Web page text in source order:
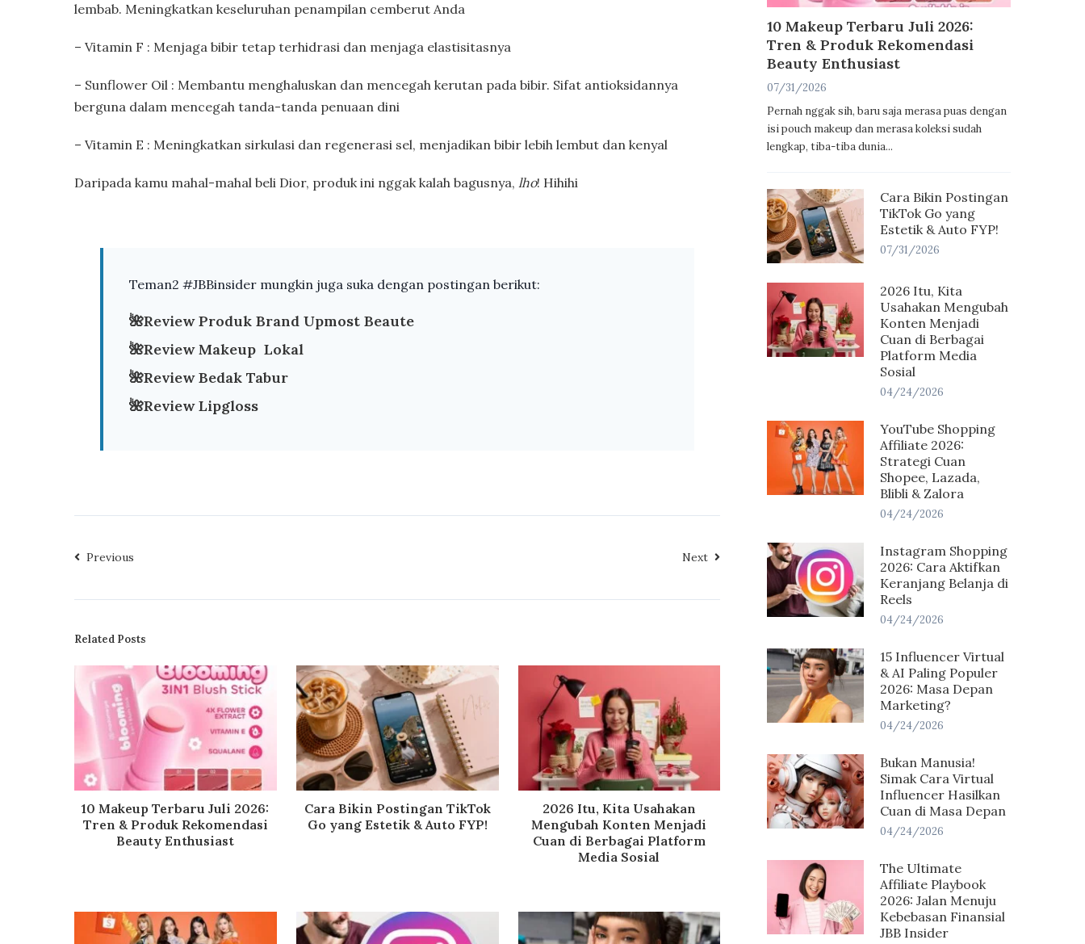
lembab. Meningkatkan keseluruhan penampilan cemberut Anda
– Vitamin F : Menjaga bibir tetap terhidrasi dan menjaga elastisitasnya
– Sunflower Oil : Membantu menghaluskan dan mencegah kerutan pada bibir. Sifat antioksidannya
berguna dalam mencegah tanda-tanda penuaan dini
– Vitamin E : Meningkatkan sirkulasi dan regenerasi sel, menjadikan bibir lebih lembut dan kenyal
Daripada kamu mahal-mahal beli Dior, produk ini nggak kalah bagusnya, lho! Hihihi
Teman2 #JBBinsider mungkin juga suka dengan postingan berikut:
🌺Review Produk Brand Upmost Beaute
🌺Review Makeup Lokal
🌺Review Bedak Tabur
🌺Review Lipgloss
Previous Next
Related Posts
10 Makeup Terbaru Juli 2026:
Tren & Produk Rekomendasi
Beauty Enthusiast
Cara Bikin Postingan TikTok
Go yang Estetik & Auto FYP!
2026 Itu, Kita Usahakan
Mengubah Konten Menjadi
Cuan di Berbagai Platform
Media Sosial
10 Makeup Terbaru Juli 2026:
Tren & Produk Rekomendasi
Beauty Enthusiast
07/31/2026
Pernah nggak sih, baru saja merasa puas dengan
isi pouch makeup dan merasa koleksi sudah
lengkap, tiba-tiba dunia...
Cara Bikin Postingan
TikTok Go yang
Estetik & Auto FYP!
07/31/2026
2026 Itu, Kita
Usahakan Mengubah
Konten Menjadi
Cuan di Berbagai
Platform Media
Sosial
04/24/2026
YouTube Shopping
Affiliate 2026:
Strategi Cuan
Shopee, Lazada,
Blibli & Zalora
04/24/2026
Instagram Shopping
2026: Cara Aktifkan
Keranjang Belanja di
Reels
04/24/2026
15 Influencer Virtual
& AI Paling Populer
2026: Masa Depan
Marketing?
04/24/2026
Bukan Manusia!
Simak Cara Virtual
Influencer Hasilkan
Cuan di Masa Depan
04/24/2026
The Ultimate
Affiliate Playbook
2026: Jalan Menuju
Kebebasan Finansial
JBB Insider